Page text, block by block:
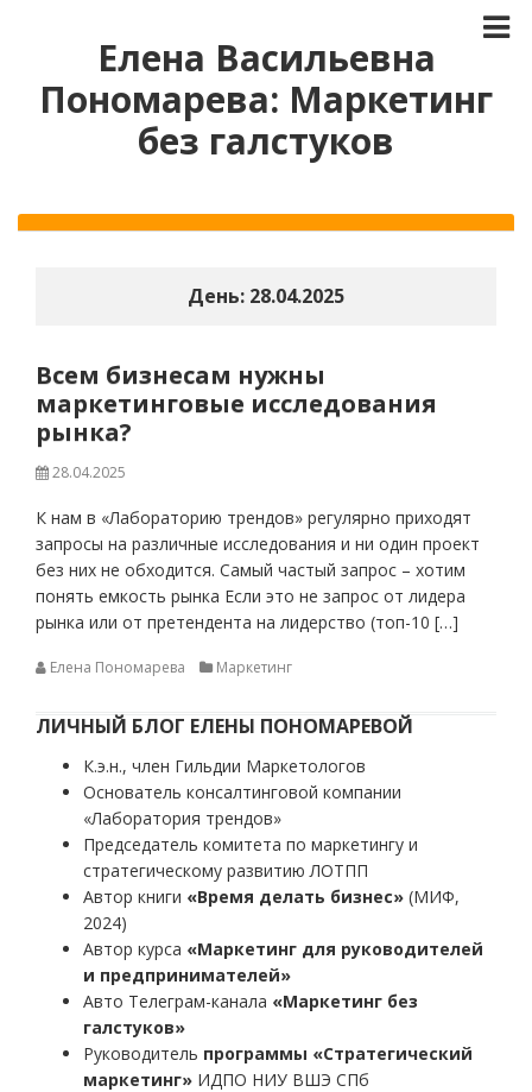
Елена Васильевна
Пономарева: Маркетинг
без галстуков
День: 28.04.2025
Всем бизнесам нужны
маркетинговые исследования
рынка?
28.04.2025
К нам в «Лабораторию трендов» регулярно приходят
запросы на различные исследования и ни один проект
без них не обходится. Самый частый запрос – хотим
понять емкость рынка Если это не запрос от лидера
рынка или от претендента на лидерство (топ-10 […]
Елена Пономарева Маркетинг
ЛИЧНЫЙ БЛОГ ЕЛЕНЫ ПОНОМАРЕВОЙ
К.э.н., член Гильдии Маркетологов
Основатель консалтинговой компании
«Лаборатория трендов»
Председатель комитета по маркетингу и
стратегическому развитию ЛОТПП
Автор книги «Время делать бизнес» (МИФ,
2024)
Автор курса «Маркетинг для руководителей
и предпринимателей»
Авто Телеграм-канала «Маркетинг без
галстуков»
Руководитель программы «Стратегический
маркетинг» ИДПО НИУ ВШЭ СПб